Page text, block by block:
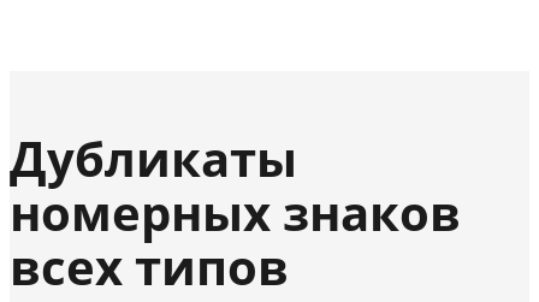
Дубликаты
номерных знаков
всех типов